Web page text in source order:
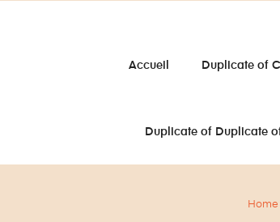
Accueil Duplicate of
Duplicate of Duplicate
Home